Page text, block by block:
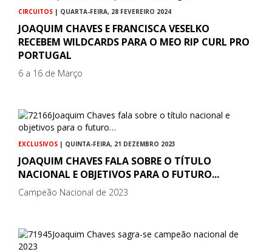
CIRCUITOS | QUARTA-FEIRA, 28 FEVEREIRO 2024
JOAQUIM CHAVES E FRANCISCA VESELKO
RECEBEM WILDCARDS PARA O MEO RIP CURL PRO
PORTUGAL
6 a 16 de Março
EXCLUSIVOS | QUINTA-FEIRA, 21 DEZEMBRO 2023
JOAQUIM CHAVES FALA SOBRE O TÍTULO
NACIONAL E OBJETIVOS PARA O FUTURO...
Campeão Nacional de 2023